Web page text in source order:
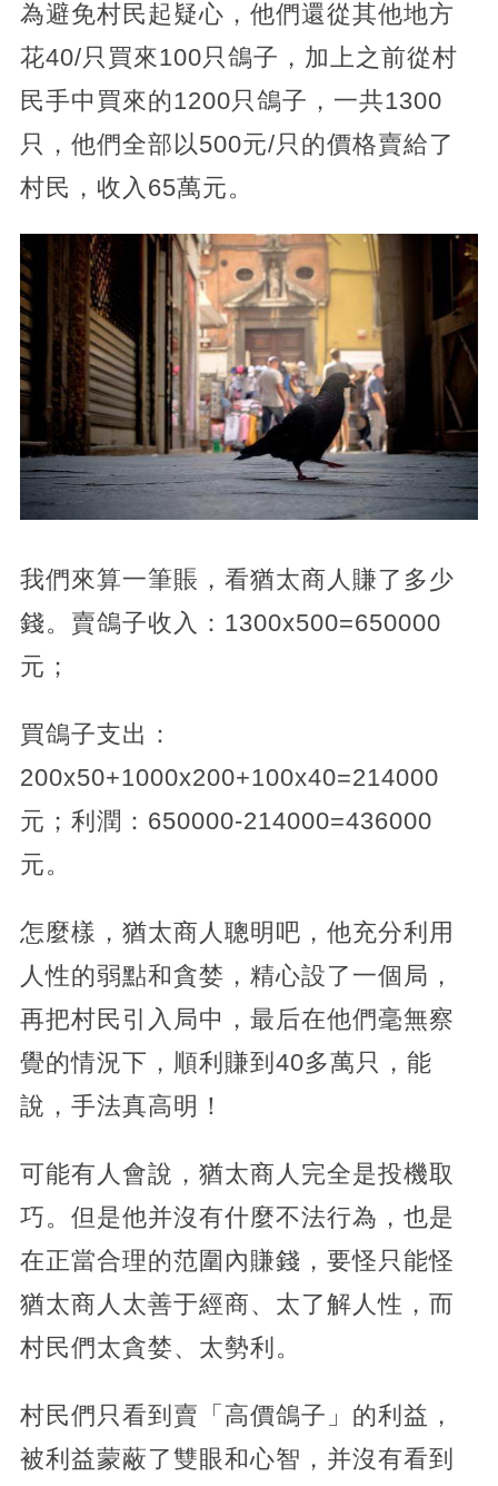
為避免村民起疑心，他們還從其他地方
花40/只買來100只鴿子，加上之前從村
民手中買來的1200只鴿子，一共1300
只，他們全部以500元/只的價格賣給了
村民，收入65萬元。
我們來算一筆賬，看猶太商人賺了多少
錢。賣鴿子收入：1300x500=650000
元；
買鴿子支出：
200x50+1000x200+100x40=214000
元；利潤：650000-214000=436000
元。
怎麼樣，猶太商人聰明吧，他充分利用
人性的弱點和貪婪，精心設了一個局，
再把村民引入局中，最后在他們毫無察
覺的情況下，順利賺到40多萬只，能
說，手法真高明！
可能有人會說，猶太商人完全是投機取
巧。但是他并沒有什麼不法行為，也是
在正當合理的范圍內賺錢，要怪只能怪
猶太商人太善于經商、太了解人性，而
村民們太貪婪、太勢利。
村民們只看到賣「高價鴿子」的利益，
被利益蒙蔽了雙眼和心智，并沒有看到